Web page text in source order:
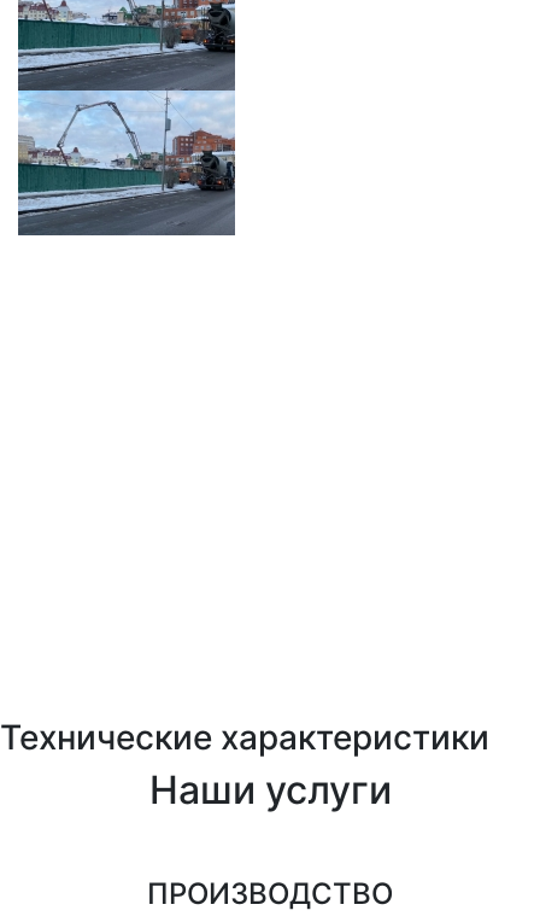
Технические характеристики
Наши услуги
ПРОИЗВОДСТВО